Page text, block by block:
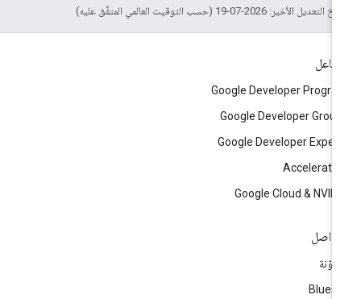
الأخير: 2026-07-19 (حسب التوقيت العالمي المتفَّق عليه)
Google Developer
Google Developer
Google Developer
Google Cloud &